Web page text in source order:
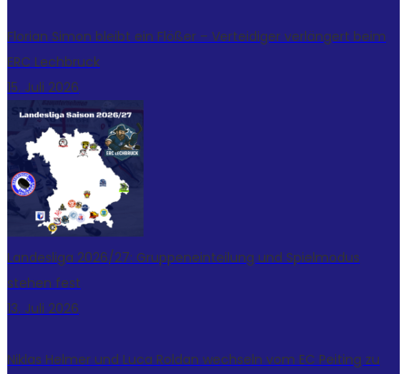
Florian Simon bleibt ein Flößer – Verteidiger verlängert beim
ERC Lechbruck
15. Juli 2026
Landesliga 2026/27: Gruppeneinteilung und Spielmodus
stehen fest
13. Juli 2026
Niklas Helmer und Luca Roldan wechseln vom EC Peiting zu